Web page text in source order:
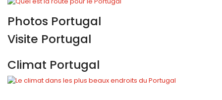
Photos Portugal
Visite Portugal
Climat Portugal